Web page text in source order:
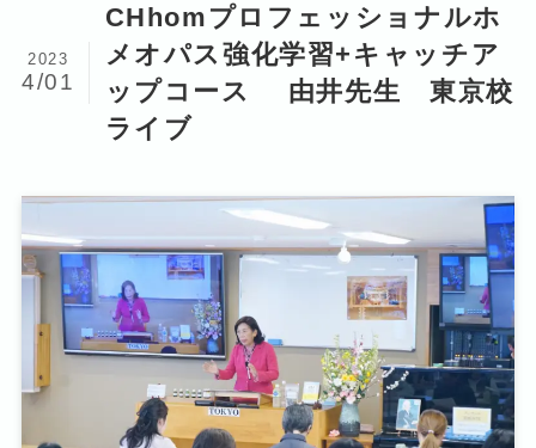
CHhomプロフェッショナルホ
メオパス強化学習+キャッチア
ップコース 由井先生 東京校
ライブ
2023
4/01